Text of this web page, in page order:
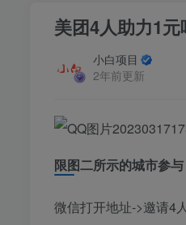
美团4人助力1
小白项目
2年前更新
限图二所示的城市参与
微信打开地址->邀请4